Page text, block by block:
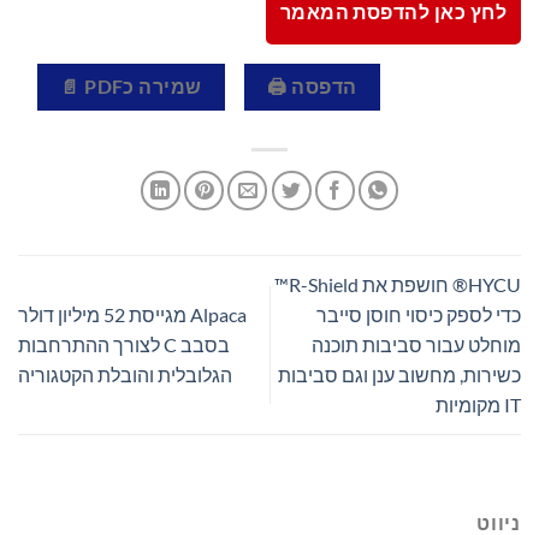
לחץ כאן להדפסת המאמר
הדפסה 🖨 שמירה כPDF 📄
HYCU® חושפת את R-Shield™
כדי לספק כיסוי חוסן סייבר
מוחלט עבור סביבות תוכנה
כשירות, מחשוב ענן וגם סביבות
IT מקומיות
Alpaca מגייסת 52 מיליון דולר
בסבב C לצורך ההתרחבות
הגלובלית והובלת הקטגוריה
ניווט